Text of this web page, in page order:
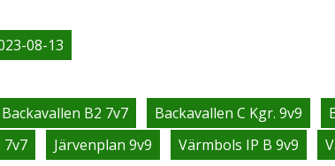
08-13
Backavallen B2 7v7 Backavallen C Kgr. 9v9
7v7 Järvenplan 9v9 Värmbols IP B 9v9